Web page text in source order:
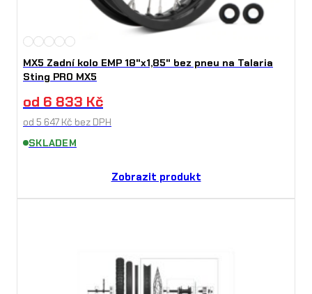
MX5 Zadní kolo EMP 18"x1,85" bez pneu na Talaria
Sting PRO MX5
od 6 833 Kč
od 5 647 Kč bez DPH
SKLADEM
Zobrazit produkt